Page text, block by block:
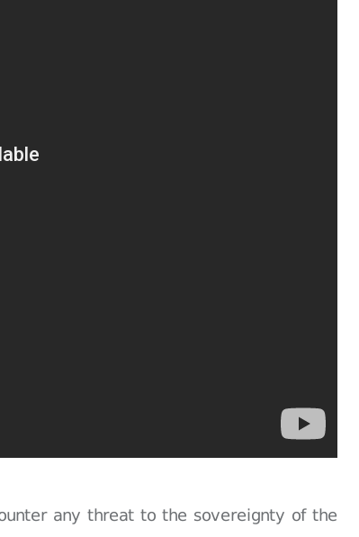
any threat to the sovereignty of the